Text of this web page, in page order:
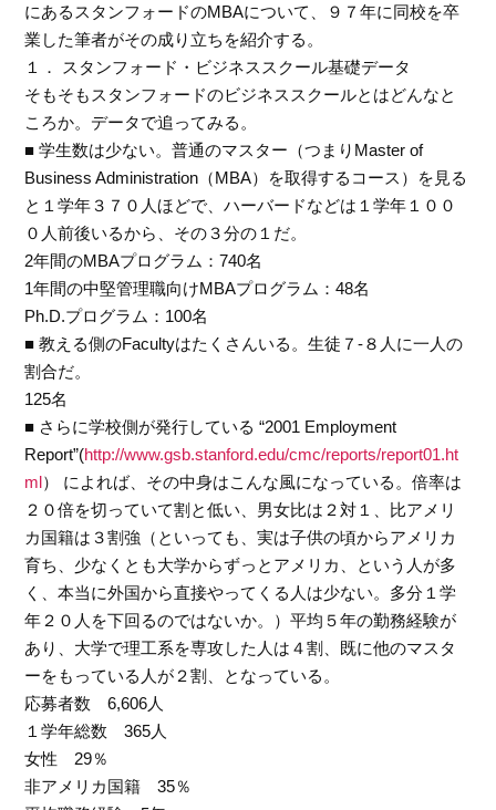
にあるスタンフォードのMBAについて、９７年に同校を卒
業した筆者がその成り立ちを紹介する。
１． スタンフォード・ビジネススクール基礎データ
そもそもスタンフォードのビジネススクールとはどんなと
ころか。データで追ってみる。
■ 学生数は少ない。普通のマスター（つまりMaster of
Business Administration（MBA）を取得するコース）を見る
と１学年３７０人ほどで、ハーバードなどは１学年１００
０人前後いるから、その３分の１だ。
2年間のMBAプログラム：740名
1年間の中堅管理職向けMBAプログラム：48名
Ph.D.プログラム：100名
■ 教える側のFacultyはたくさんいる。生徒７-８人に一人の
割合だ。
125名
■ さらに学校側が発行している “2001 Employment
Report”(http://www.gsb.stanford.edu/cmc/reports/report01.ht
ml） によれば、その中身はこんな風になっている。倍率は
２０倍を切っていて割と低い、男女比は２対１、比アメリ
カ国籍は３割強（といっても、実は子供の頃からアメリカ
育ち、少なくとも大学からずっとアメリカ、という人が多
く、本当に外国から直接やってくる人は少ない。多分１学
年２０人を下回るのではないか。）平均５年の勤務経験が
あり、大学で理工系を専攻した人は４割、既に他のマスタ
ーをもっている人が２割、となっている。
応募者数 6,606人
１学年総数 365人
女性 29％
非アメリカ国籍 35％